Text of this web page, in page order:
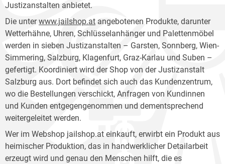
Justizanstalten anbietet.
Die unterwww.jailshop.at angebotenen Produkte, darunter
Wetterhähne, Uhren, Schlüsselanhänger und Palettenmöbel
werden in sieben Justizanstalten – Garsten, Sonnberg, Wien-
Simmering, Salzburg, Klagenfurt, Graz-Karlau und Suben –
gefertigt. Koordiniert wird der Shop von der Justizanstalt
Salzburg aus. Dort befindet sich auch das Kundenzentrum,
wo die Bestellungen verschickt, Anfragen von Kundinnen
und Kunden entgegengenommen und dementsprechend
weitergeleitet werden.
Wer im Webshop jailshop.at einkauft, erwirbt ein Produkt aus
heimischer Produktion, das in handwerklicher Detailarbeit
erzeugt wird und genau den Menschen hilft, die es